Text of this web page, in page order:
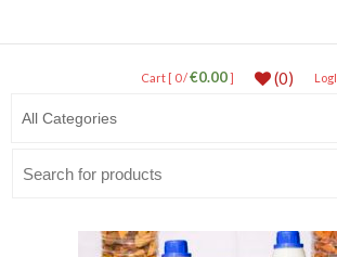
Cart [ 0 /€0.00] (0)